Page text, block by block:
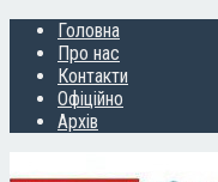
Головна
Про нас
Контакти
Офіційно
Архів